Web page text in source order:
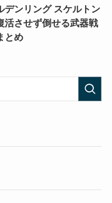
デンリング スケルトン
活させず倒せる武器戦
とめ